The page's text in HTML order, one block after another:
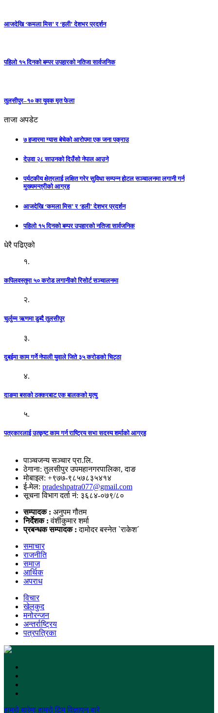
आजदेखि ‘कमला मिस’ र ‘हली’ देशभर प्रदर्शन
पहिलो १५ दिनको बम्पर उपहारको नतिजा सार्वजनिक
तुलसीपुर–१० का युवक मृत फेला
ताजा अपडेट
७ हजारमा ग्यास बेचेको आरोपमा एक जना पक्राउ
देउवा २८ साउनको दिउँसो नेपाल आउने
पर्यटकीय क्षेत्रलाई लक्षित गरेर सुविधा सम्पन्न होटल सञ्चालनमा लगानी गर्न
मुख्यमन्त्रीको आग्रह
आजदेखि ‘कमला मिस’ र ‘हली’ देशभर प्रदर्शन
पहिलो १५ दिनको बम्पर उपहारको नतिजा सार्वजनिक
धेरै पढिएको
१.
कपिलवस्तुमा ५० करोड लगानीको रिसोर्ट सञ्चालनमा
२.
चुर्लुम्म ऋणमा डुब्दै तुलसीपुर
३.
दुबईमा काम गर्ने नेपाली युवाले जिते ३५ करोडको चिट्ठा
४.
दाङमा बसको ठक्करबाट एक बालकको मृत्यु
५.
पत्रकारलाई उत्कृष्ट काम गर्न राष्ट्रिय सभा सदस्य शर्माको आग्रह
पाञ्चजन्य सञ्चार प्रा.लि.
ठेगाना: तुलसीपुर उपमहानगरपालिका, दाङ
मोबाइल: +९७७-९८५७८३५४१४
ई-मेल: pradeshpatra077@gmail.com
सूचना विभाग दर्ता नं: ३६८४-०७९/८०
सम्पादक : अनुपम गौतम
निर्देशक :वंशीकुमार शर्मा
प्रबन्धक सम्पादक :दामोदर बस्नेत `राकेश´
समाचार
राजनीति
समाज
आर्थिक
अपराध
विचार
खेलकुद
मनोरन्जन
अन्तर्राष्ट्रिय
पत्रपत्रिका
हाम्रो बारेमा हाम्रो टिम विज्ञापन बारे